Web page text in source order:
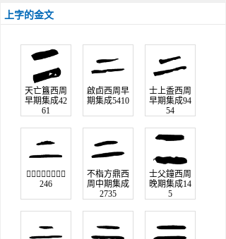
上字的金文
天亡簋西周
早期集成42
61
啟卣西周早
期集成5410
士上盉西周
早期集成94
54
𤼈鐘西周中期集成
246
不栺方鼎西
周中期集成
2735
士父鐘西周
晚期集成14
5